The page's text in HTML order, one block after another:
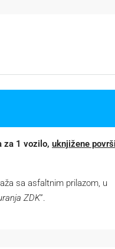
za 1 vozilo, uknjižene
sa asfaltnim prilazom, u
ZDK”.